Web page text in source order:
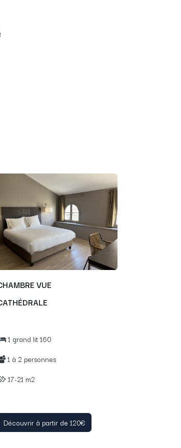
VUE
1 grand lit 160
1 à 2 personnes
17-21 m2
Découvrir à partir de 120€